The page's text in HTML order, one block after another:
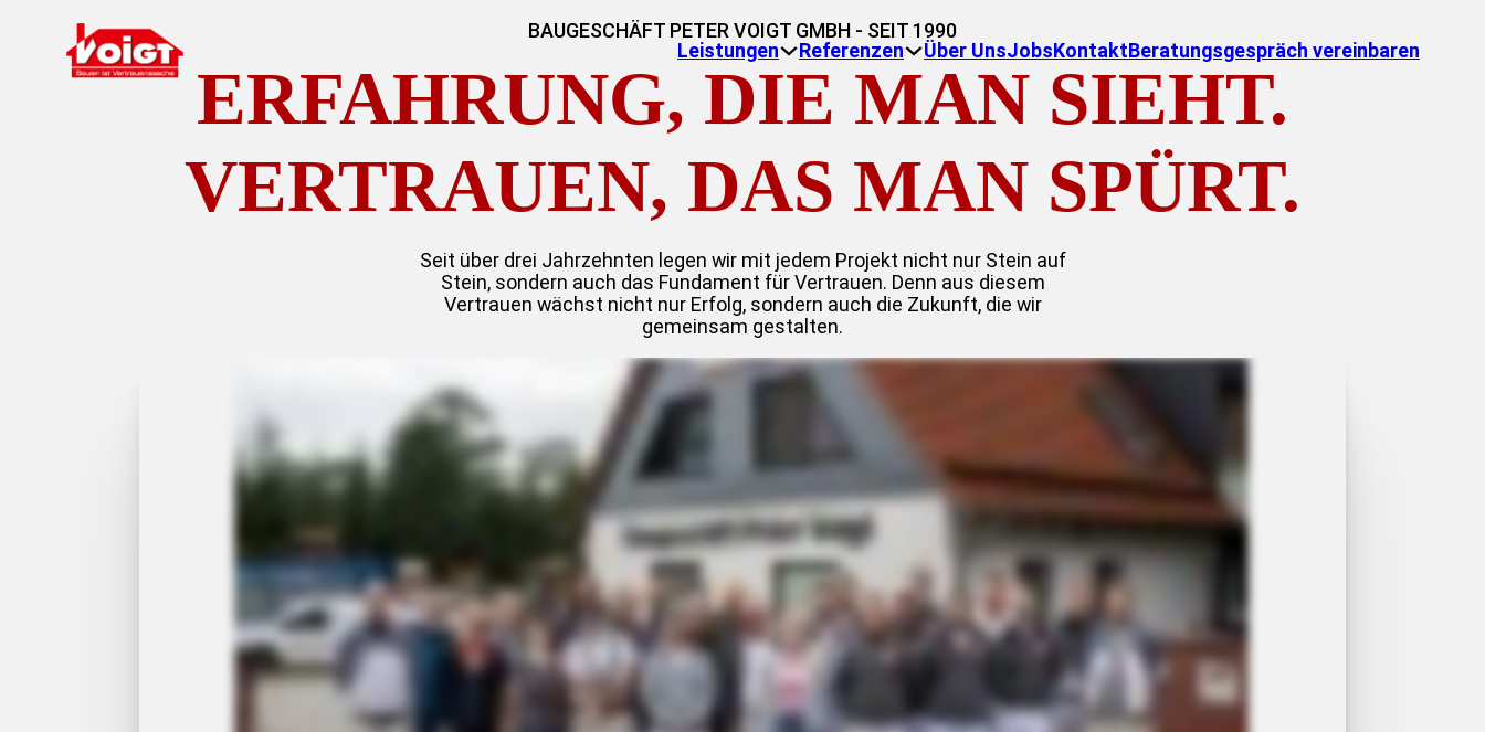
Leistungen Referenzen Über UnsJobsKontaktBeratungsgespräch vereinbaren
ERFAHRUNG, DIE MAN SIEHT.
VERTRAUEN, DAS MAN SPÜRT.
BAUGESCHÄFT PETER VOIGT GMBH - SEIT 1990
Seit über drei Jahrzehnten legen wir mit jedem Projekt nicht nur Stein auf
Stein, sondern auch das Fundament für Vertrauen. Denn aus diesem
Vertrauen wächst nicht nur Erfolg, sondern auch die Zukunft, die wir
gemeinsam gestalten.